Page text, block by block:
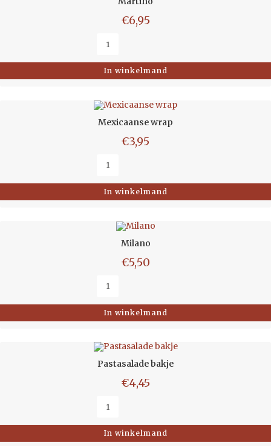
€6,95
In winkelmand
Mexicaanse wrap
€3,95
In winkelmand
Milano
€5,50
In winkelmand
Pastasalade bakje
€4,45
In winkelmand